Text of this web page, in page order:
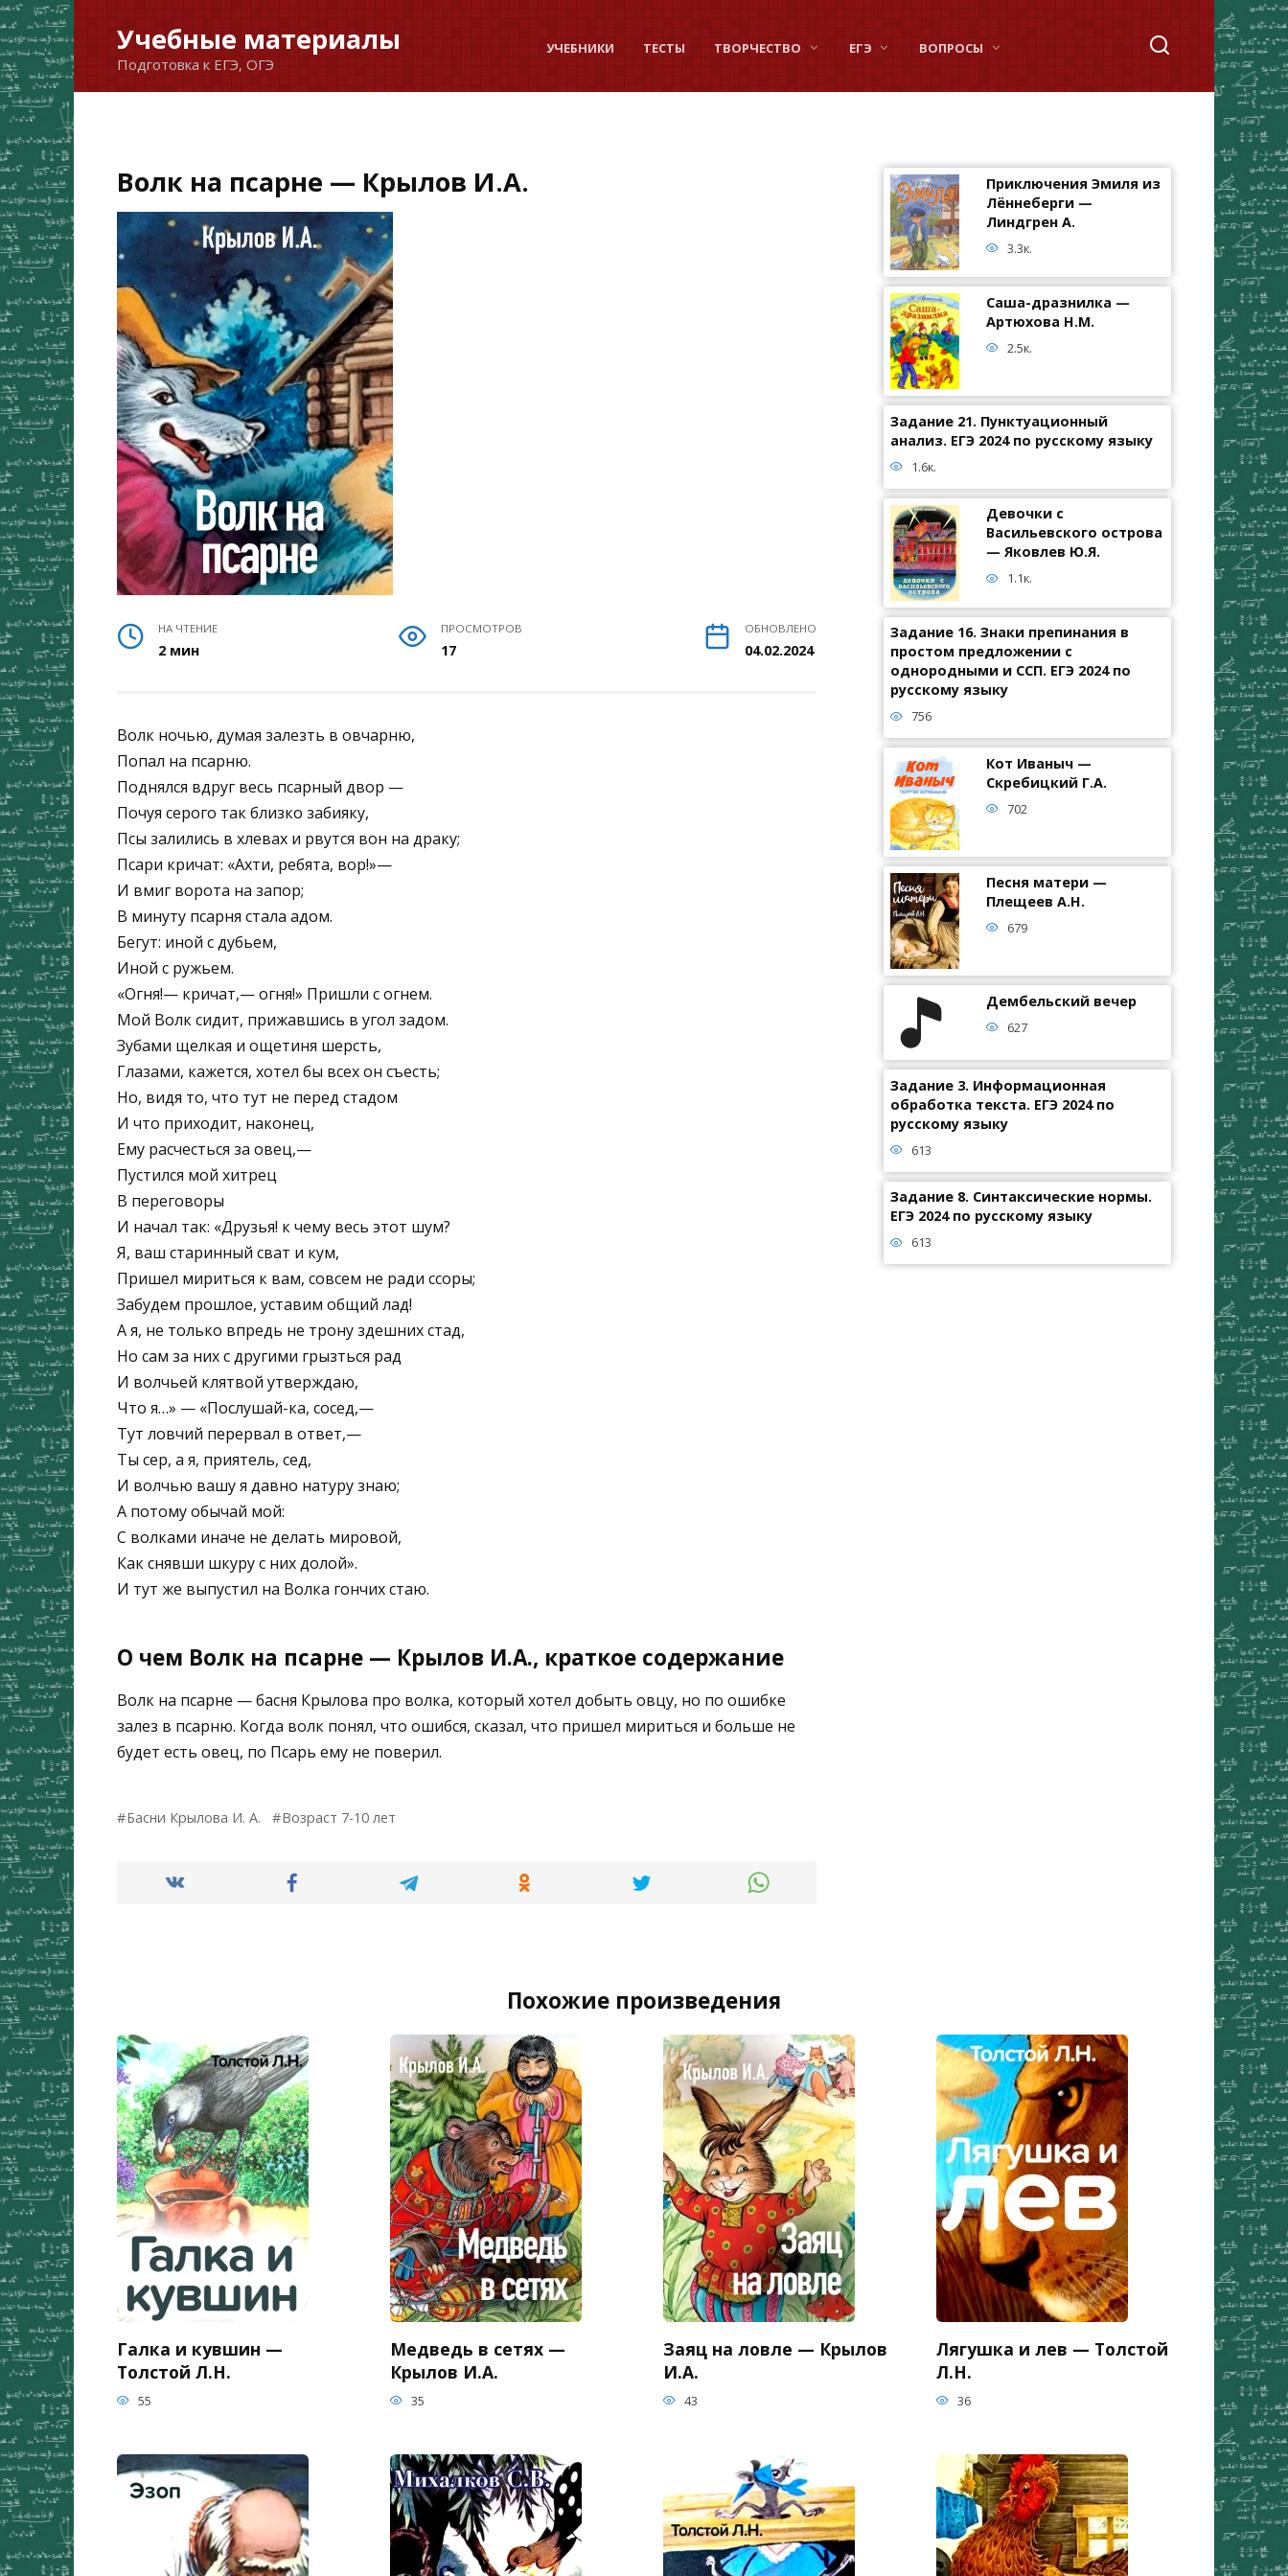
Перейти
к
содержанию
Учебные материалы
Подготовка к ЕГЭ, ОГЭ
УЧЕБНИКИ ТЕСТЫ ТВОРЧЕСТВО ЕГЭ ВОПРОСЫ
Волк на псарне — Крылов И.А.
НА ЧТЕНИЕ
2 мин
ПРОСМОТРОВ
17
ОБНОВЛЕНО
04.02.2024
Волк ночью, думая залезть в овчарню,
Попал на псарню.
Поднялся вдруг весь псарный двор —
Почуя серого так близко забияку,
Псы залились в хлевах и рвутся вон на драку;
Псари кричат: «Ахти, ребята, вор!»—
И вмиг ворота на запор;
В минуту псарня стала адом.
Бегут: иной с дубьем,
Иной с ружьем.
«Огня!— кричат,— огня!» Пришли с огнем.
Мой Волк сидит, прижавшись в угол задом.
Зубами щелкая и ощетиня шерсть,
Глазами, кажется, хотел бы всех он съесть;
Но, видя то, что тут не перед стадом
И что приходит, наконец,
Ему расчесться за овец,—
Пустился мой хитрец
В переговоры
И начал так: «Друзья! к чему весь этот шум?
Я, ваш старинный сват и кум,
Пришел мириться к вам, совсем не ради ссоры;
Забудем прошлое, уставим общий лад!
А я, не только впредь не трону здешних стад,
Но сам за них с другими грызться рад
И волчьей клятвой утверждаю,
Что я…» — «Послушай-ка, сосед,—
Тут ловчий перервал в ответ,—
Ты сер, а я, приятель, сед,
И волчью вашу я давно натуру знаю;
А потому обычай мой:
С волками иначе не делать мировой,
Как снявши шкуру с них долой».
И тут же выпустил на Волка гончих стаю.
О чем Волк на псарне — Крылов И.А., краткое содержание
Волк на псарне — басня Крылова про волка, который хотел добыть овцу, но по ошибке
залез в псарню. Когда волк понял, что ошибся, сказал, что пришел мириться и больше не
будет есть овец, по Псарь ему не поверил.
Басни Крылова И. А. Возраст 7-10 лет
Приключения Эмиля из
Лённеберги —
Линдгрен А.
3.3к.
Саша-дразнилка —
Артюхова Н.М.
2.5к.
Задание 21. Пунктуационный
анализ. ЕГЭ 2024 по русскому языку
1.6к.
Девочки с
Васильевского острова
— Яковлев Ю.Я.
1.1к.
Задание 16. Знаки препинания в
простом предложении с
однородными и ССП. ЕГЭ 2024 по
русскому языку
756
Кот Иваныч —
Скребицкий Г.А.
702
Песня матери —
Плещеев А.Н.
679
Дембельский вечер
627
Задание 3. Информационная
обработка текста. ЕГЭ 2024 по
русскому языку
613
Задание 8. Синтаксические нормы.
ЕГЭ 2024 по русскому языку
613
Похожие произведения
Галка и кувшин —
Толстой Л.Н.
55
Медведь в сетях —
Крылов И.А.
35
Заяц на ловле — Крылов
И.А.
43
Лягушка и лев — Толстой
Л.Н.
36